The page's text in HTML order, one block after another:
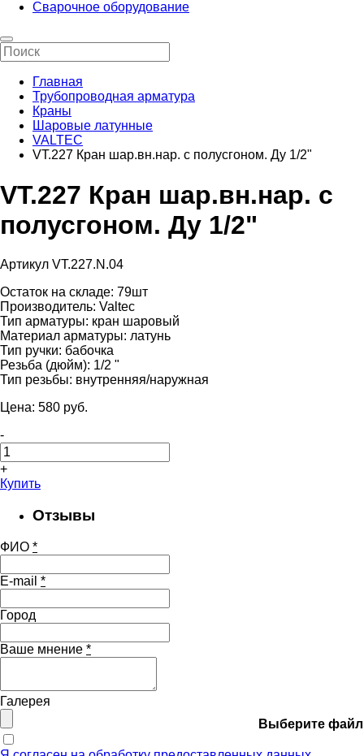
Сварочное оборудование
Главная
Трубопроводная арматура
Краны
Шаровые латунные
VALTEC
VT.227 Кран шар.вн.нар. с полусгоном. Ду 1/2"
VT.227 Кран шар.вн.нар. с
полусгоном. Ду 1/2"
Артикул VT.227.N.04
Остаток на складе: 79шт
Производитель: Valtec
Тип арматуры: кран шаровый
Материал арматуры: латунь
Тип ручки: бабочка
Резьба (дюйм): 1/2 "
Тип резьбы: внутренняя/наружная
Цена: 580 pуб.
-
+
Купить
Отзывы
ФИО *
E-mail *
Город
Ваше мнение *
Галерея
Выберите файл